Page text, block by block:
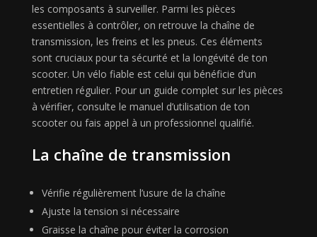
les composants à surveiller. Parmi les pièces
essentielles à contrôler, on retrouve la chaîne de
transmission, les freins et les pneus. Ces éléments
sont cruciaux pour ta sécurité et la longévité de ton
scooter. Un vélo fiable est celui qui bénéficie d’un
entretien régulier. Pour un guide complet sur les pièces
à vérifier, consulte le manuel d’utilisation de ton
scooter ou fais appel à un professionnel qualifié.
La chaîne de transmission
Vérifie régulièrement l’usure de la chaîne
Ajuste la tension si nécessaire
Graisse la chaîne pour éviter la corrosion